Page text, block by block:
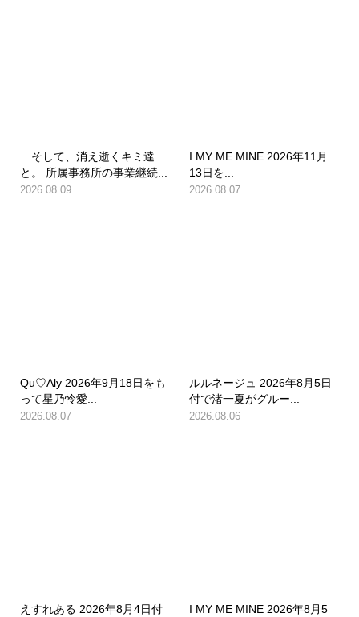
…そして、消え逝くキミ達
と。 所属事務所の事業継続...
2026.08.09
I MY ME MINE 2026年11月
13日を...
2026.08.07
Qu♡Aly 2026年9月18日をも
って星乃怜愛...
2026.08.07
ルルネージュ 2026年8月5日
付で渚一夏がグルー...
2026.08.06
えすれある 2026年8月4日付
I MY ME MINE 2026年8月5